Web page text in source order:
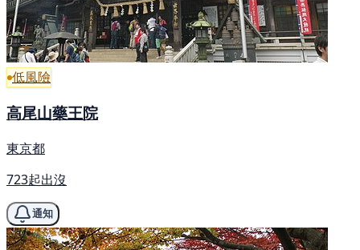
低風險
高尾山藥王院
東京都
723起出沒
通知